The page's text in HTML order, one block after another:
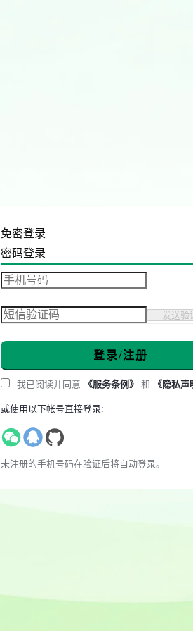
免密登录
密码登录
发送验
登录/注册
我已阅读并同意 《服务条例》 和 《隐私声
或使用以下帐号直接登录:
未注册的手机号码在验证后将自动登录。